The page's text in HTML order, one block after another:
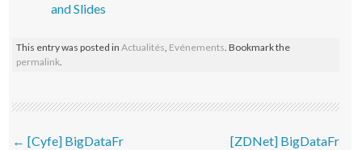
and Slides
This entry was posted inActualités, Evénements. Bookmark the
permalink.
Post navigation
← [Cyfe] BigDataFr
[ZDNet] BigDataFr